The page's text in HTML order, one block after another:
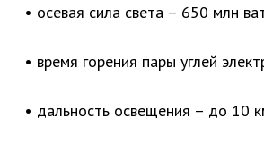
• осевая сила света – 650 млн
• время горения пары углей
• дальность освещения – до 10